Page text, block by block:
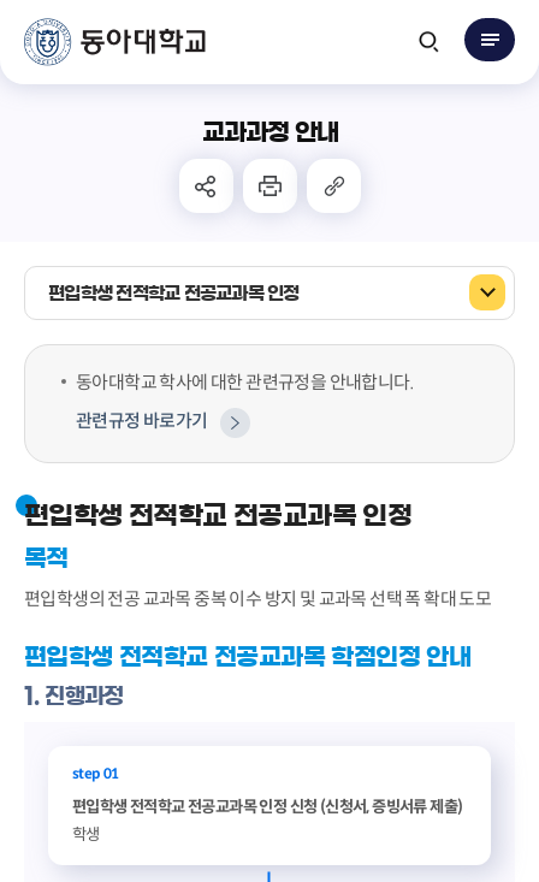
교과과정 안내
편입학생 전적학교 전공교과목 인정
동아대학교 학사에 대한 관련규정을 안내합니다.
관련규정 바로가기
편입학생 전적학교 전공교과목 인정
목적
편입학생의 전공 교과목 중복 이수 방지 및 교과목 선택 폭 확대 도모
편입학생 전적학교 전공교과목 학점인정 안내
1. 진행과정
step 01
편입학생 전적학교 전공교과목 인정 신청 (신청서, 증빙서류 제출)
학생